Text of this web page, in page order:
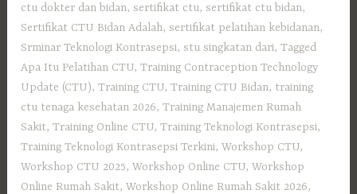
ctu dokter dan bidan,sertifikat ctu,sertifikat ctu bidan,
Sertifikat CTU Bidan Adalah,sertifikat pelatihan kebidanan,
Srminar Teknologi Kontrasepsi,stu singkatan dari,Tagged
Apa Itu Pelatihan CTU,Training Contraception Technology
Update (CTU),Training CTU,Training CTU Bidan, training
ctu tenaga kesehatan 2026,Training Manajemen Rumah
Sakit,Training Online CTU,Training Teknologi Kontrasepsi,
Training Teknologi Kontrasepsi Terkini,Workshop CTU,
Workshop CTU 2025,Workshop Online CTU,Workshop
Online Rumah Sakit,Workshop Online Rumah Sakit 2026,